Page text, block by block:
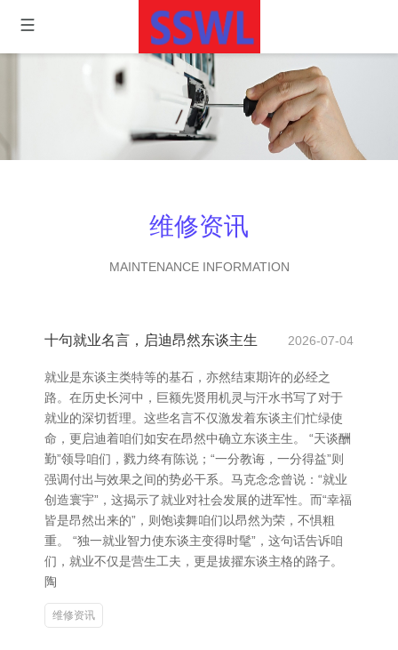
维修资讯
MAINTENANCE INFORMATION
十句就业名言，启迪昂然东谈主生 2026-07-04
就业是东谈主类特等的基石，亦然结束期许的必经之
路。在历史长河中，巨额先贤用机灵与汗水书写了对于
就业的深切哲理。这些名言不仅激发着东谈主们忙绿使
命，更启迪着咱们如安在昂然中确立东谈主生。 “天谈酬
勤”领导咱们，戮力终有陈说；“一分教诲，一分得益”则
强调付出与效果之间的势必干系。马克念念曾说：“就业
创造寰宇”，这揭示了就业对社会发展的进军性。而“幸福
皆是昂然出来的”，则饱读舞咱们以昂然为荣，不惧粗
重。 “独一就业智力使东谈主变得时髦”，这句话告诉咱
们，就业不仅是营生工夫，更是拔擢东谈主格的路子。
陶
维修资讯